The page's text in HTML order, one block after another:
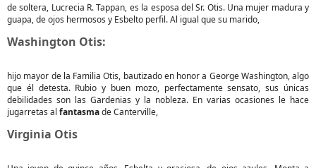
de soltera, Lucrecia R. Tappan, es la esposa del Sr. Otis. Una mujer madura y
guapa, de ojos hermosos y Esbelto perfil. Al igual que su marido,
Washington Otis:
hijo mayor de la Familia Otis, bautizado en honor a George Washington, algo
que él detesta. Rubio y buen mozo, perfectamente sensato, sus únicas
debilidades son las Gardenias y la nobleza. En varias ocasiones le hace
jugarretas al fantasmade Canterville,
Virginia Otis